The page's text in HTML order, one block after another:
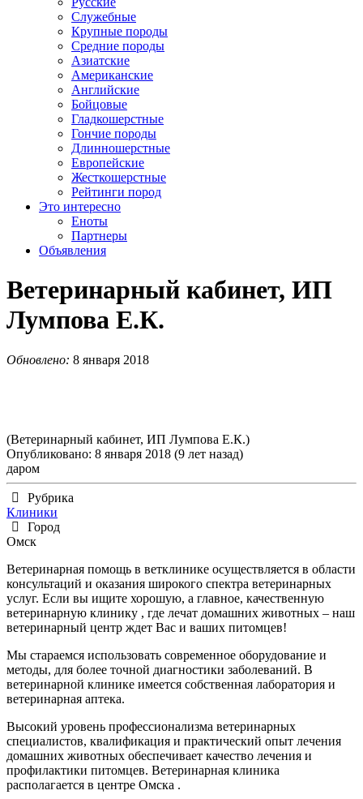
Служебные
Крупные породы
Средние породы
Азиатские
Американские
Английские
Бойцовые
Гладкошерстные
Гончие породы
Длинношерстные
Европейские
Жесткошерстные
Рейтинги пород
Это интересно
Еноты
Партнеры
Объявления
Ветеринарный кабинет, ИП
Лумпова Е.К.
Обновлено: 8 января 2018
(Ветеринарный кабинет, ИП Лумпова Е.К.)
Опубликовано: 8 января 2018 (9 лет назад)
даром
Рубрика
Клиники
Город
Омск
Ветеринарная помощь в ветклинике осуществляется в области
консультаций и оказания широкого спектра ветеринарных
услуг. Если вы ищите хорошую, а главное, качественную
ветеринарную клинику , где лечат домашних животных – наш
ветеринарный центр ждет Вас и ваших питомцев!
Мы стараемся использовать современное оборудование и
методы, для более точной диагностики заболеваний. В
ветеринарной клинике имеется собственная лаборатория и
ветеринарная аптека.
Высокий уровень профессионализма ветеринарных
специалистов, квалификация и практический опыт лечения
домашних животных обеспечивает качество лечения и
профилактики питомцев. Ветеринарная клиника
располагается в центре Омска .